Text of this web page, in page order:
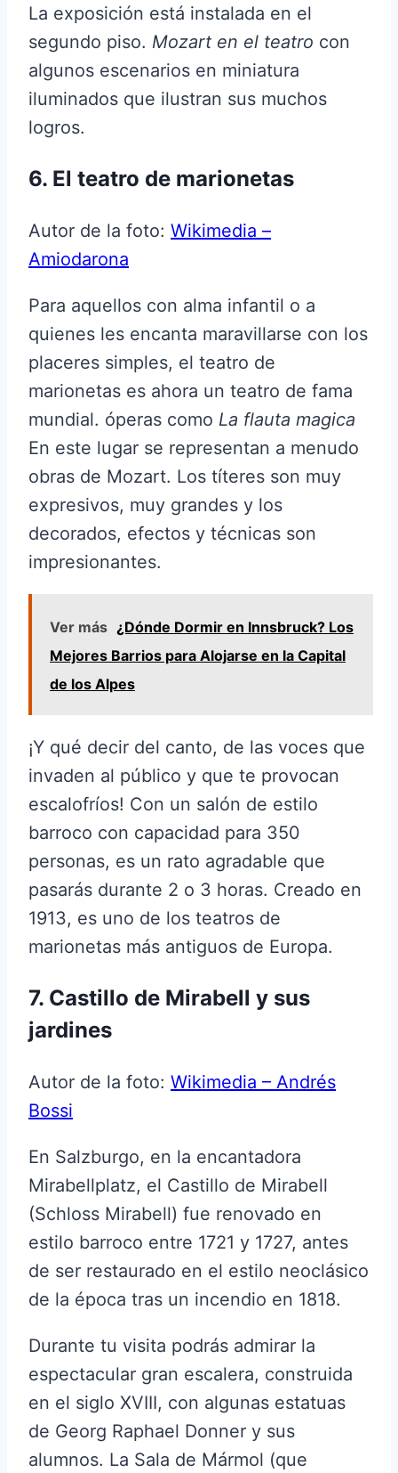
La exposición está instalada en el
segundo piso. Mozart en el teatro con
algunos escenarios en miniatura
iluminados que ilustran sus muchos
logros.
6. El teatro de marionetas
Autor de la foto: Wikimedia –
Amiodarona
Para aquellos con alma infantil o a
quienes les encanta maravillarse con los
placeres simples, el teatro de
marionetas es ahora un teatro de fama
mundial. óperas como La flauta magica
En este lugar se representan a menudo
obras de Mozart. Los títeres son muy
expresivos, muy grandes y los
decorados, efectos y técnicas son
impresionantes.
Ver más ¿Dónde Dormir en Innsbruck? Los
Mejores Barrios para Alojarse en la Capital
de los Alpes
¡Y qué decir del canto, de las voces que
invaden al público y que te provocan
escalofríos! Con un salón de estilo
barroco con capacidad para 350
personas, es un rato agradable que
pasarás durante 2 o 3 horas. Creado en
1913, es uno de los teatros de
marionetas más antiguos de Europa.
7. Castillo de Mirabell y sus
jardines
Autor de la foto: Wikimedia – Andrés
Bossi
En Salzburgo, en la encantadora
Mirabellplatz, el Castillo de Mirabell
(Schloss Mirabell) fue renovado en
estilo barroco entre 1721 y 1727, antes
de ser restaurado en el estilo neoclásico
de la época tras un incendio en 1818.
Durante tu visita podrás admirar la
espectacular gran escalera, construida
en el siglo XVIII, con algunas estatuas
de Georg Raphael Donner y sus
alumnos. La Sala de Mármol (que